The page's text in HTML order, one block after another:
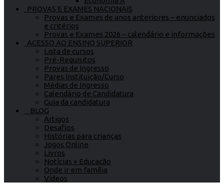
PROVAS E EXAMES NACIONAIS
Provas e Exames de anos anteriores – enunciados
e critérios
Provas e Exames 2026 – calendário e informações
ACESSO AO ENSINO SUPERIOR
Lista de cursos
Pré-Requisitos
Provas de Ingresso
Pares Instituição/Curso
Médias de Ingresso
Calendário de Candidatura
Guia da candidatura
BLOG
Artigos
Desafios
Histórias para crianças
Jogos Online
Livros
Notícias » Educação
Onde ir em família
Vídeos